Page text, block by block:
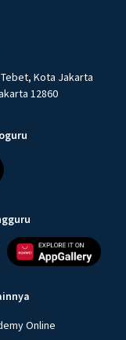
Tebet, Kota Jakarta
12860
Online